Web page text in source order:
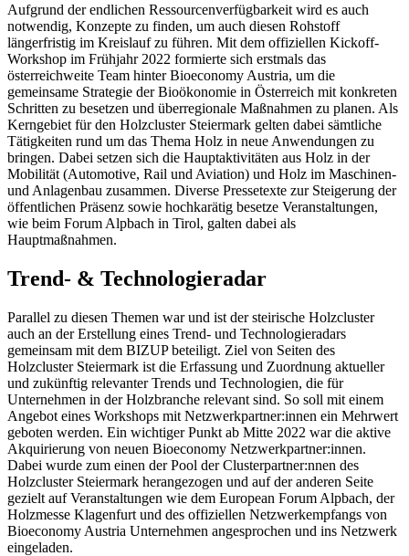
Aufgrund der endlichen Ressourcenverfügbarkeit wird es auch
notwendig, Konzepte zu finden, um auch diesen Rohstoff
längerfristig im Kreislauf zu führen. Mit dem offiziellen Kickoff-
Workshop im Frühjahr 2022 formierte sich erstmals das
österreichweite Team hinter Bioeconomy Austria, um die
gemeinsame Strategie der Bioökonomie in Österreich mit konkreten
Schritten zu besetzen und überregionale Maßnahmen zu planen. Als
Kerngebiet für den Holzcluster Steiermark gelten dabei sämtliche
Tätigkeiten rund um das Thema Holz in neue Anwendungen zu
bringen. Dabei setzen sich die Hauptaktivitäten aus Holz in der
Mobilität (Automotive, Rail und Aviation) und Holz im Maschinen-
und Anlagenbau zusammen. Diverse Pressetexte zur Steigerung der
öffentlichen Präsenz sowie hochkarätig besetze Veranstaltungen,
wie beim Forum Alpbach in Tirol, galten dabei als
Hauptmaßnahmen.
Trend- & Technologieradar
Parallel zu diesen Themen war und ist der steirische Holzcluster
auch an der Erstellung eines Trend- und Technologieradars
gemeinsam mit dem BIZUP beteiligt. Ziel von Seiten des
Holzcluster Steiermark ist die Erfassung und Zuordnung aktueller
und zukünftig relevanter Trends und Technologien, die für
Unternehmen in der Holzbranche relevant sind. So soll mit einem
Angebot eines Workshops mit Netzwerkpartner:innen ein Mehrwert
geboten werden. Ein wichtiger Punkt ab Mitte 2022 war die aktive
Akquirierung von neuen Bioeconomy Netzwerkpartner:innen.
Dabei wurde zum einen der Pool der Clusterpartner:nnen des
Holzcluster Steiermark herangezogen und auf der anderen Seite
gezielt auf Veranstaltungen wie dem European Forum Alpbach, der
Holzmesse Klagenfurt und des offiziellen Netzwerkempfangs von
Bioeconomy Austria Unternehmen angesprochen und ins Netzwerk
eingeladen.